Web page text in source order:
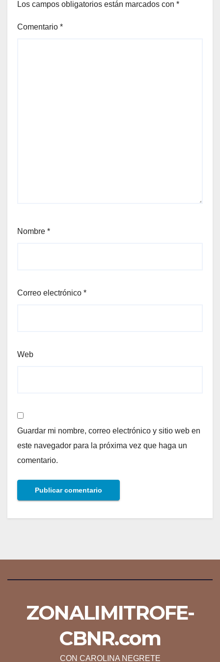
Los campos obligatorios están marcados con *
Comentario *
Nombre *
Correo electrónico *
Web
Guardar mi nombre, correo electrónico y sitio web en
este navegador para la próxima vez que haga un
comentario.
ZONALIMITROFE-
CBNR.com
CON CAROLINA NEGRETE